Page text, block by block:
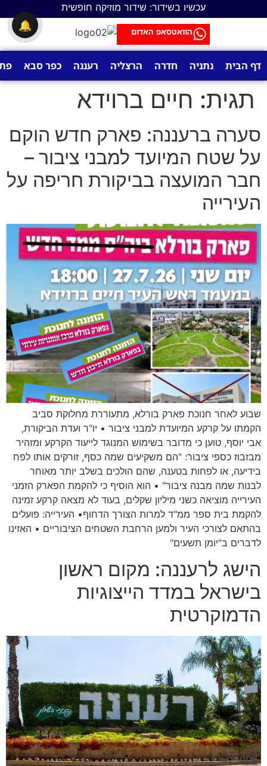
עכשיו בשידור: שידור מוזיקה חופשית
הוואטסאפ האדום
דף הבית נתניה חדרה הרצליה רעננה כפר סבא
תגית: חיים ברוידא
סערה ברעננה: פארק חדש הוקם
על שטח המיועד למבני ציבור –
חבר המועצה בביקורת חריפה על
העירייה
שבוע לאחר חנוכת פארק בורלא, מתעוררת מחלוקת סביב
הקמתו על קרקע המיועדת למבני ציבור • יו"ר ועדת הביקורת,
אבי יוסף, טוען כי מדובר בשימוש המנוגד לייעוד הקרקע ומזהיר
מבזבוז כספי ציבור: "הם משקיעים שמה כסף, זורקים אותו לפח
בידיעה, או לפחות בטענה, שהם הולכים בשלב יותר מאוחר
לבנות שמה מבנה ציבור" • הוא הוסיף כי להקמת הפארק הזמני
העירייה מוציאה כשני מיליון שקלים, בעוד לא מצאה קרקע זמינה
להקמת בית ספר ממ"ד למרות הצורך הדחוף• העירייה: פועלים
בהתאם לצורכי העיר ולמען הרחבת השטחים הציבוריים • האזינו
לדברים ב"יומן תשעים"
הישג לרעננה: מקום ראשון
בישראל במדד הייצוגיות
הדמוקרטית
🔔